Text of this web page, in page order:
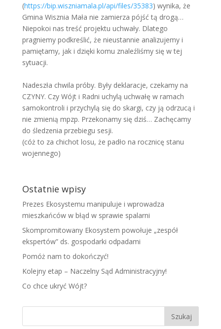
(https://bip.wiszniamala.pl/api/files/35383) wynika, że
Gmina Wisznia Mała nie zamierza pójść tą drogą…
Niepokoi nas treść projektu uchwały. Dlatego
pragniemy podkreślić, że nieustannie analizujemy i
pamiętamy, jak i dzięki komu znaleźliśmy się w tej
sytuacji.
Nadeszła chwila próby. Były deklaracje, czekamy na
CZYNY. Czy Wójt i Radni uchylą uchwałę w ramach
samokontroli i przychylą się do skargi, czy ją odrzucą i
nie zmienią mpzp. Przekonamy się dziś… Zachęcamy
do śledzenia przebiegu sesji.
(cóż to za chichot losu, że padło na rocznicę stanu
wojennego)
Ostatnie wpisy
Prezes Ekosystemu manipuluje i wprowadza
mieszkańców w błąd w sprawie spalarni
Skompromitowany Ekosystem powołuje „zespół
ekspertów” ds. gospodarki odpadami
Pomóż nam to dokończyć!
Kolejny etap – Naczelny Sąd Administracyjny!
Co chce ukryć Wójt?